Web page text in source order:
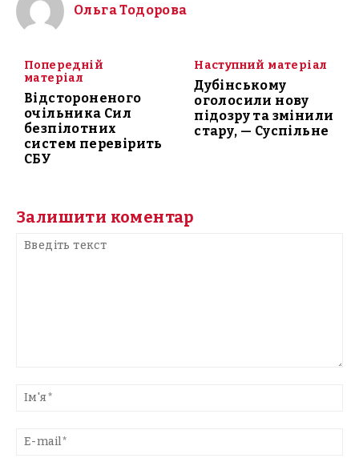
Ольга Тодорова
Попередній
матеріал
Відстороненого
очільника Сил
безпілотних
систем перевірить
СБУ
Наступний матеріал
Дубінському
оголосили нову
підозру та змінили
стару, — Суспільне
Залишити коментар
текст